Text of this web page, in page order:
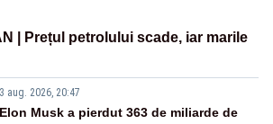
| Prețul petrolului scade, iar marile
3 aug. 2026, 20:47
Elon Musk a pierdut 363 de miliarde de